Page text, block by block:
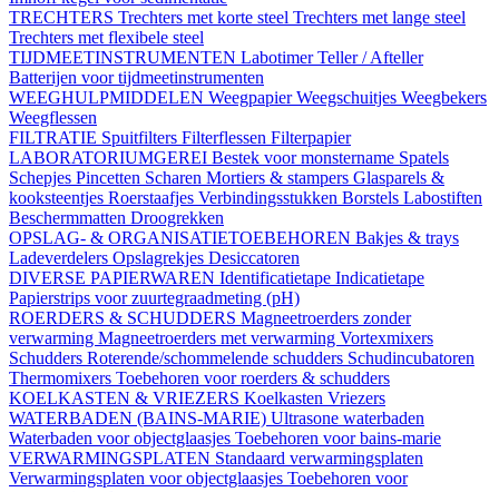
TRECHTERS Trechters met korte steel Trechters met lange steel
Trechters met flexibele steel
TIJDMEETINSTRUMENTEN LabotimerTeller / Afteller
Batterijen voor tijdmeetinstrumenten
WEEGHULPMIDDELEN WeegpapierWeegschuitjes Weegbekers
Weegflessen
FILTRATIE Spuitfilters Filterflessen Filterpapier
LABORATORIUMGEREI Bestek voor monstername Spatels
Schepjes Pincetten Scharen Mortiers & stampers Glasparels &
kooksteentjes Roerstaafjes Verbindingsstukken Borstels Labostiften
Beschermmatten Droogrekken
OPSLAG- & ORGANISATIETOEBEHOREN Bakjes & trays
Ladeverdelers Opslagrekjes Desiccatoren
DIVERSE PAPIERWAREN Identificatietape Indicatietape
Papierstrips voor zuurtegraadmeting (pH)
ROERDERS & SCHUDDERS Magneetroerders zonder
verwarming Magneetroerders met verwarming Vortexmixers
Schudders Roterende/schommelende schudders Schudincubatoren
Thermomixers Toebehoren voor roerders & schudders
KOELKASTEN & VRIEZERS Koelkasten Vriezers
WATERBADEN (BAINS-MARIE) Ultrasone waterbaden
Waterbaden voor objectglaasjes Toebehoren voor bains-marie
VERWARMINGSPLATEN Standaard verwarmingsplaten
Verwarmingsplaten voor objectglaasjes Toebehoren voor